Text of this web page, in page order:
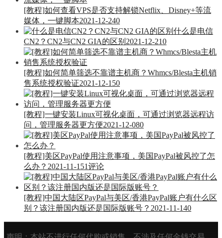
[教程]如何查看VPS是否支持解锁Netflix、Disney+等流
媒体，一键脚本2021-12-240
什么是电信
CN2？CN2与CN2 GIA的区别 2021-12-210
[教程]如何简单筛选不靠谱主机商？Whmcs/Blesta主机销
售系统授权验证2021-12-150
[教程]一键安装Linux可视化桌面，可通过浏览器远程访
问，管理服务器更方便2021-12-080
[教程]美区PayPal使用注意事项，美国PayPal被风控了怎
么办？ 2021-11-151评论
[教程]中国大陆区PayPal与美区/香港PayPal账户有什么区
别？该注册国内版还是国际版账号？ 2021-11-140